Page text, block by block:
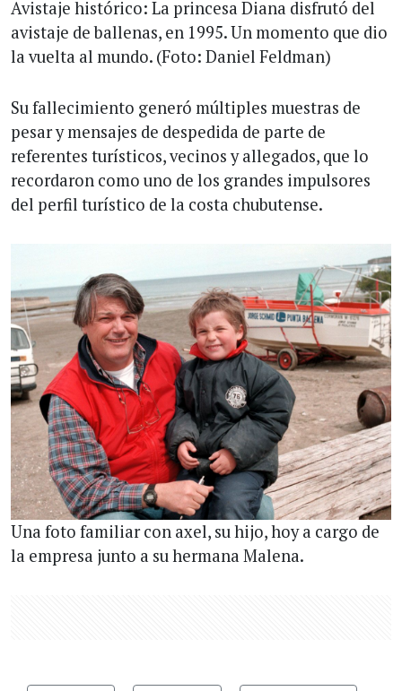
Avistaje histórico: La princesa Diana disfrutó del
avistaje de ballenas, en 1995. Un momento que dio
la vuelta al mundo. (Foto: Daniel Feldman)
Su fallecimiento generó múltiples muestras de
pesar y mensajes de despedida de parte de
referentes turísticos, vecinos y allegados, que lo
recordaron como uno de los grandes impulsores
del perfil turístico de la costa chubutense.
Una foto familiar con axel, su hijo, hoy a cargo de
la empresa junto a su hermana Malena.